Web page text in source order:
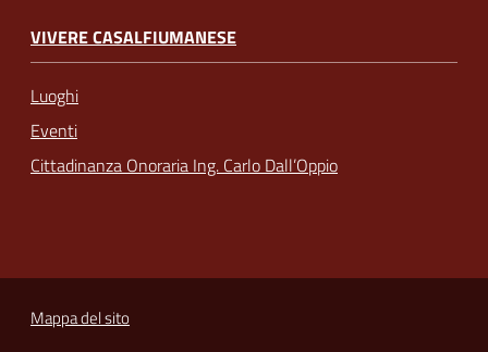
VIVERE CASALFIUMANESE
Luoghi
Eventi
Cittadinanza Onoraria Ing. Carlo Dall’Oppio
Mappa del sito